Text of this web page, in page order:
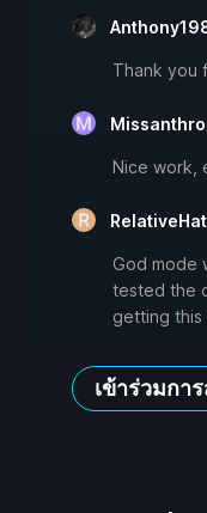
Thank you
Nice work,
God mode
tested the
getting
เข้าร่วมกา